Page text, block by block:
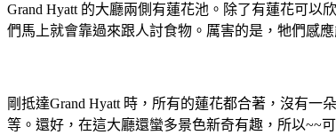
Grand Hyatt 的大廳兩側有蓮花池。除了有蓮花可
們馬上就會靠過來跟人討食物。厲害的是，牠們感
剛抵達Grand Hyatt 時，所有的蓮花都合著，沒有
等。還好，在這大廳還蠻多景色新奇有趣，所以~~